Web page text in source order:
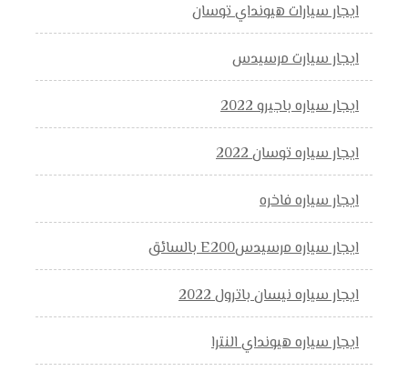
ايجار سيارات هيونداي توسان
ايجار سيارت مرسيدس
ايجار سياره باجيرو 2022
ايجار سياره توسان 2022
ايجار سياره فاخره
ايجار سياره مرسيدسE200 بالسائق
ايجار سياره نيسان باترول 2022
ايجار سياره هيونداي النترا